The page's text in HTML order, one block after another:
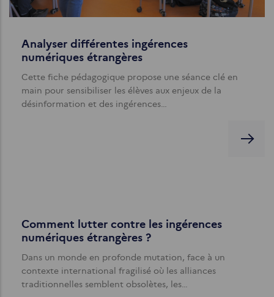
Analyser différentes ingérences
numériques étrangères
Cette fiche pédagogique propose une séance clé en
main pour sensibiliser les élèves aux enjeux de la
désinformation et des ingérences…
Comment lutter contre les ingérences
numériques étrangères ?
Dans un monde en profonde mutation, face à un
contexte international fragilisé où les alliances
traditionnelles semblent obsolètes, les…